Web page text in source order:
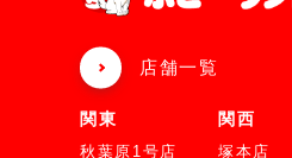
店舗一覧
関東
秋葉原1号店
関西
塚本店